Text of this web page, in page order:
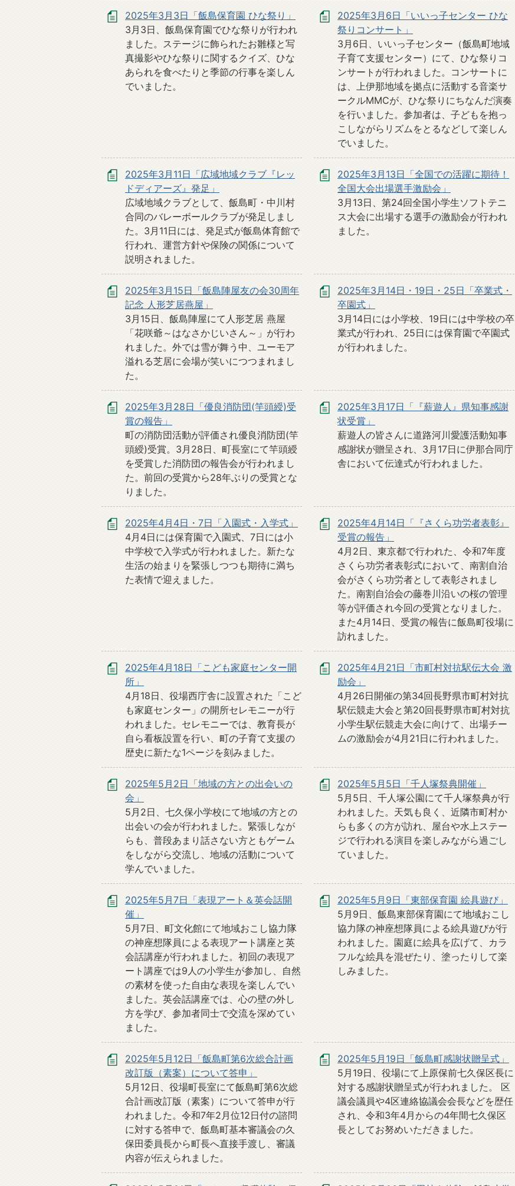
2025年3月3日「飯島保育園 ひな祭り」
3月3日、飯島保育園でひな祭りが行われ
ました。ステージに飾られたお雛様と写
真撮影やひな祭りに関するクイズ、ひな
あられを食べたりと季節の行事を楽しん
でいました。
2025年3月6日「いいっ子センター ひな
祭りコンサート」
3月6日、いいっ子センター（飯島町地域
子育て支援センター）にて、ひな祭りコ
ンサートが行われました。コンサートに
は、上伊那地域を拠点に活動する音楽サ
ークルMMCが、ひな祭りにちなんだ演奏
を行いました。参加者は、子どもを抱っ
こしながらリズムをとるなどして楽しん
でいました。
2025年3月11日「広域地域クラブ『レッ
ドディアーズ』発足」
広域地域クラブとして、飯島町・中川村
合同のバレーボールクラブが発足しまし
た。3月11日には、発足式が飯島体育館で
行われ、運営方針や保険の関係について
説明されました。
2025年3月13日「全国での活躍に期待！
全国大会出場選手激励会」
3月13日、第24回全国小学生ソフトテニ
ス大会に出場する選手の激励会が行われ
ました。
2025年3月15日「飯島陣屋友の会30周年
記念 人形芝居燕屋」
3月15日、飯島陣屋にて人形芝居 燕屋
「花咲爺～はなさかじいさん～」が行わ
れました。外では雪が舞う中、ユーモア
溢れる芝居に会場が笑いにつつまれまし
た。
2025年3月14日・19日・25日「卒業式・
卒園式」
3月14日には小学校、19日には中学校の卒
業式が行われ、25日には保育園で卒園式
が行われました。
2025年3月28日「優良消防団(竿頭綬)受
賞の報告」
町の消防団活動が評価され優良消防団(竿
頭綬)受賞。3月28日、町長室にて竿頭綬
を受賞した消防団の報告会が行われまし
た。前回の受賞から28年ぶりの受賞とな
りました。
2025年3月17日「『薪遊人』県知事感謝
状受賞」
薪遊人の皆さんに道路河川愛護活動知事
感謝状が贈呈され、3月17日に伊那合同庁
舎において伝達式が行われました。
2025年4月4日・7日「入園式・入学式」
4月4日には保育園で入園式、7日には小
中学校で入学式が行われました。新たな
生活の始まりを緊張しつつも期待に満ち
た表情で迎えました。
2025年4月14日「『さくら功労者表彰』
受賞の報告」
4月2日、東京都で行われた、令和7年度
さくら功労者表彰式において、南割自治
会がさくら功労者として表彰されまし
た。南割自治会の藤巻川沿いの桜の管理
等が評価され今回の受賞となりました。
また4月14日、受賞の報告に飯島町役場に
訪れました。
2025年4月18日「こども家庭センター開
所」
4月18日、役場西庁舎に設置された「こど
も家庭センター」の開所セレモニーが行
われました。セレモニーでは、教育長が
自ら看板設置を行い、町の子育て支援の
歴史に新たな1ページを刻みました。
2025年4月21日「市町村対抗駅伝大会 激
励会」
4月26日開催の第34回長野県市町村対抗
駅伝競走大会と第20回長野県市町村対抗
小学生駅伝競走大会に向けて、出場チー
ムの激励会が4月21日に行われました。
2025年5月2日「地域の方との出会いの
会」
5月2日、七久保小学校にて地域の方との
出会いの会が行われました。緊張しなが
らも、普段あまり話さない方ともゲーム
をしながら交流し、地域の活動について
学んでいました。
2025年5月5日「千人塚祭典開催」
5月5日、千人塚公園にて千人塚祭典が行
われました。天気も良く、近隣市町村か
らも多くの方が訪れ、屋台や水上ステー
ジで行われる演目を楽しみながら過ごし
ていました。
2025年5月7日「表現アート＆英会話開
催」
5月7日、町文化館にて地域おこし協力隊
の神座想隊員による表現アート講座と英
会話講座が行われました。初回の表現ア
ート講座では9人の小学生が参加し、自然
の素材を使った自由な表現を楽しんでい
ました。英会話講座では、心の壁の外し
方を学び、参加者同士で交流を深めてい
ました。
2025年5月9日「東部保育園 絵具遊び」
5月9日、飯島東部保育園にて地域おこし
協力隊の神座想隊員による絵具遊びが行
われました。園庭に絵具を広げて、カラ
フルな絵具を混ぜたり、塗ったりして楽
しみました。
2025年5月12日「飯島町第6次総合計画
改訂版（素案）について答申」
5月12日、役場町長室にて飯島町第6次総
合計画改訂版（素案）について答申が行
われました。令和7年2月位12日付の諮問
に対する答申で、飯島町基本審議会の久
保田委員長から町長へ直接手渡し、審議
内容が伝えられました。
2025年5月19日「飯島町感謝状贈呈式」
5月19日、役場にて上原保前七久保区長に
対する感謝状贈呈式が行われました。 区
議会議員や4区連絡協議会会長などを歴任
され、令和3年4月からの4年間七久保区
長としてお努めいただきました。